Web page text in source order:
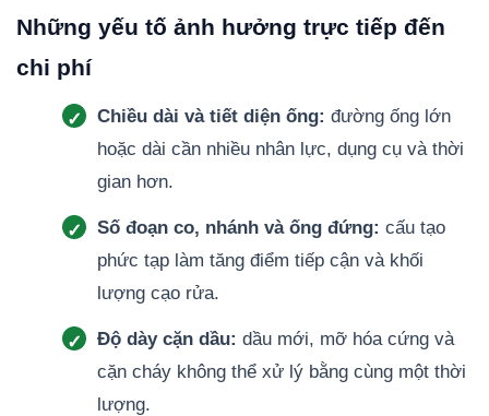
Những yếu tố ảnh hưởng trực tiếp đến
chi phí
Chiều dài và tiết diện ống: đường ống lớn
hoặc dài cần nhiều nhân lực, dụng cụ và thời
gian hơn.
Số đoạn co, nhánh và ống đứng: cấu tạo
phức tạp làm tăng điểm tiếp cận và khối
lượng cạo rửa.
Độ dày cặn dầu: dầu mới, mỡ hóa cứng và
cặn cháy không thể xử lý bằng cùng một thời
lượng.